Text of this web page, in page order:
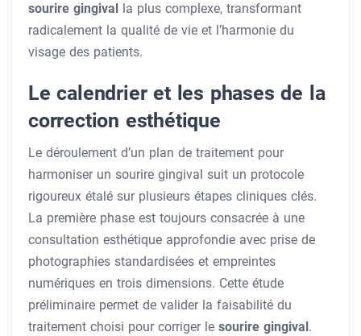
sourire gingival
la plus complexe, transformant
radicalement la qualité de vie et l’harmonie du
visage des patients.
Le calendrier et les phases de la
correction esthétique
Le déroulement d’un plan de traitement pour
harmoniser un sourire gingival suit un protocole
rigoureux étalé sur plusieurs étapes cliniques clés.
La première phase est toujours consacrée à une
consultation esthétique approfondie avec prise de
photographies standardisées et empreintes
numériques en trois dimensions. Cette étude
préliminaire permet de valider la faisabilité du
traitement choisi pour corriger le sourire gingival .